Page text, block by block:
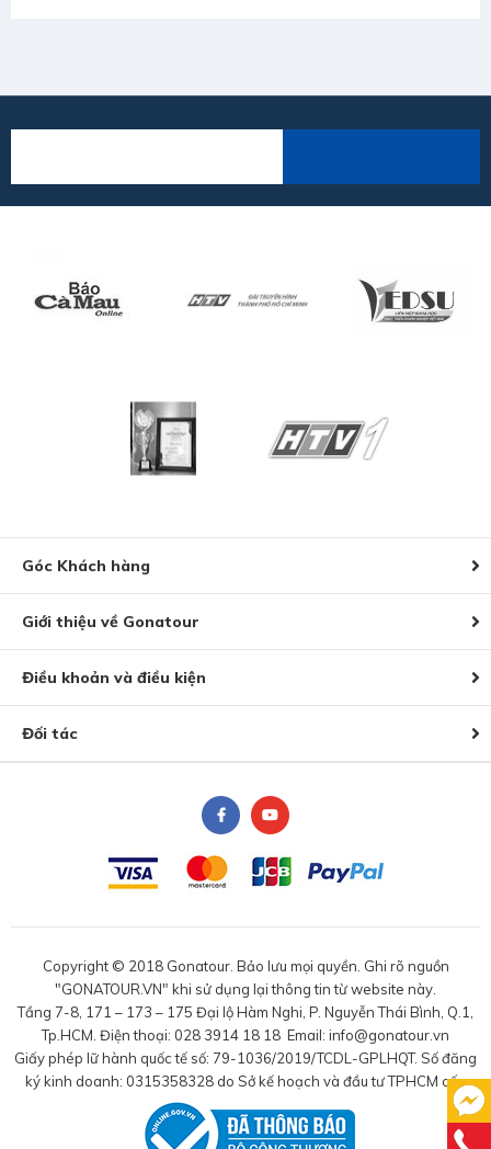
Góc Khách hàng
Giới thiệu về Gonatour
Điều khoản và điều kiện
Đối tác
Copyright © 2018 Gonatour. Bảo lưu mọi quyền. Ghi rõ nguồn
"GONATOUR.VN" khi sử dụng lại thông tin từ website này.
Tầng 7-8, 171 – 173 – 175 Đại lộ Hàm Nghi, P. Nguyễn Thái Bình, Q.1,
Tp.HCM. Điện thoại: 028 3914 18 18 Email: info@gonatour.vn
Giấy phép lữ hành quốc tế số: 79-1036/2019/TCDL-GPLHQT. Số đăng
ký kinh doanh: 0315358328 do Sở kế hoạch và đầu tư TPHCM cấp